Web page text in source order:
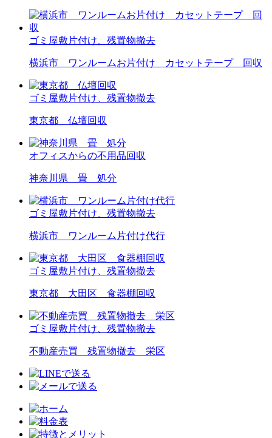
ゴミ屋敷片付け、残置物撤去
横浜市 ワンルームお片付け カセットテープ 回収
ゴミ屋敷片付け、残置物撤去
東京都 仏壇回収
オフィスからの不用品回収
神奈川県 畳 処分
ゴミ屋敷片付け、残置物撤去
横浜市 ワンルーム片付け代行
ゴミ屋敷片付け、残置物撤去
東京都 大田区 食器棚回収
ゴミ屋敷片付け、残置物撤去
不動産売買 残置物撤去 栄区